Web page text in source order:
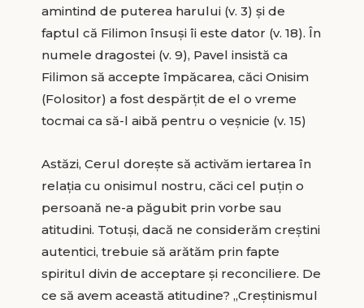
amintind de puterea harului (v. 3) și de
faptul că Filimon însuși îi este dator (v. 18). În
numele dragostei (v. 9), Pavel insistă ca
Filimon să accepte împăcarea, căci Onisim
(Folositor) a fost despărțit de el o vreme
tocmai ca să-l aibă pentru o veșnicie (v. 15)
Astăzi, Cerul dorește să activăm iertarea în
relația cu onisimul nostru, căci cel puțin o
persoană ne-a păgubit prin vorbe sau
atitudini. Totuși, dacă ne considerăm creștini
autentici, trebuie să arătăm prin fapte
spiritul divin de acceptare și reconciliere. De
ce să avem această atitudine? „Creștinismul